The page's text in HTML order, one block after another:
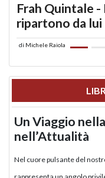
Frah Quintale
ripartono da lui
di Michele Raiola
Un Viaggio
nell’Attualità
Nel cuore pulsante del